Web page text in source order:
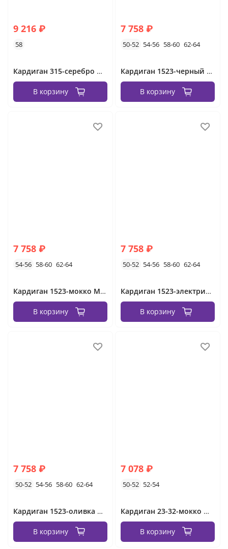
9 216 ₽
58
Кардиган 315-серебро Minova
В корзину
7 758 ₽
50-52 54-56 58-60 62-64
Кардиган 1523-черный Minova
В корзину
7 758 ₽
54-56 58-60 62-64
Кардиган 1523-мокко Minova
В корзину
7 758 ₽
50-52 54-56 58-60 62-64
Кардиган 1523-электрик Minova
В корзину
7 758 ₽
50-52 54-56 58-60 62-64
Кардиган 1523-оливка Minova
В корзину
7 078 ₽
50-52 52-54
Кардиган 23-32-мокко Minova
В корзину